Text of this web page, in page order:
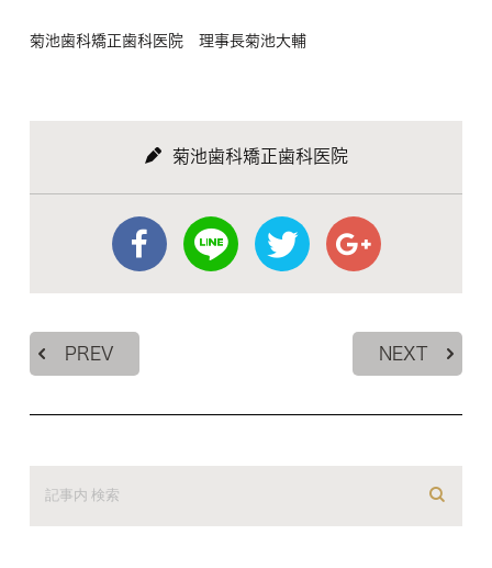
菊池歯科矯正歯科医院 理事長菊池大輔
菊池歯科矯正歯科医院
PREV NEXT